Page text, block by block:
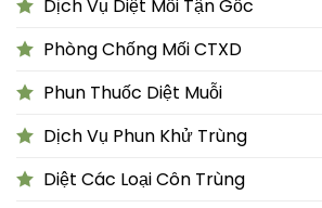
Dịch Vụ Diệt Mối Tận Gốc
Phòng Chống Mối CTXD
Phun Thuốc Diệt Muỗi
Dịch Vụ Phun Khử Trùng
Diệt Các Loại Côn Trùng